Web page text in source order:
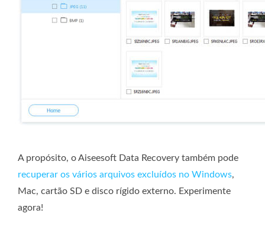
A propósito, o Aiseesoft Data Recovery também pode
recuperar os vários arquivos excluídos no Windows,
Mac, cartão SD e disco rígido externo. Experimente
agora!